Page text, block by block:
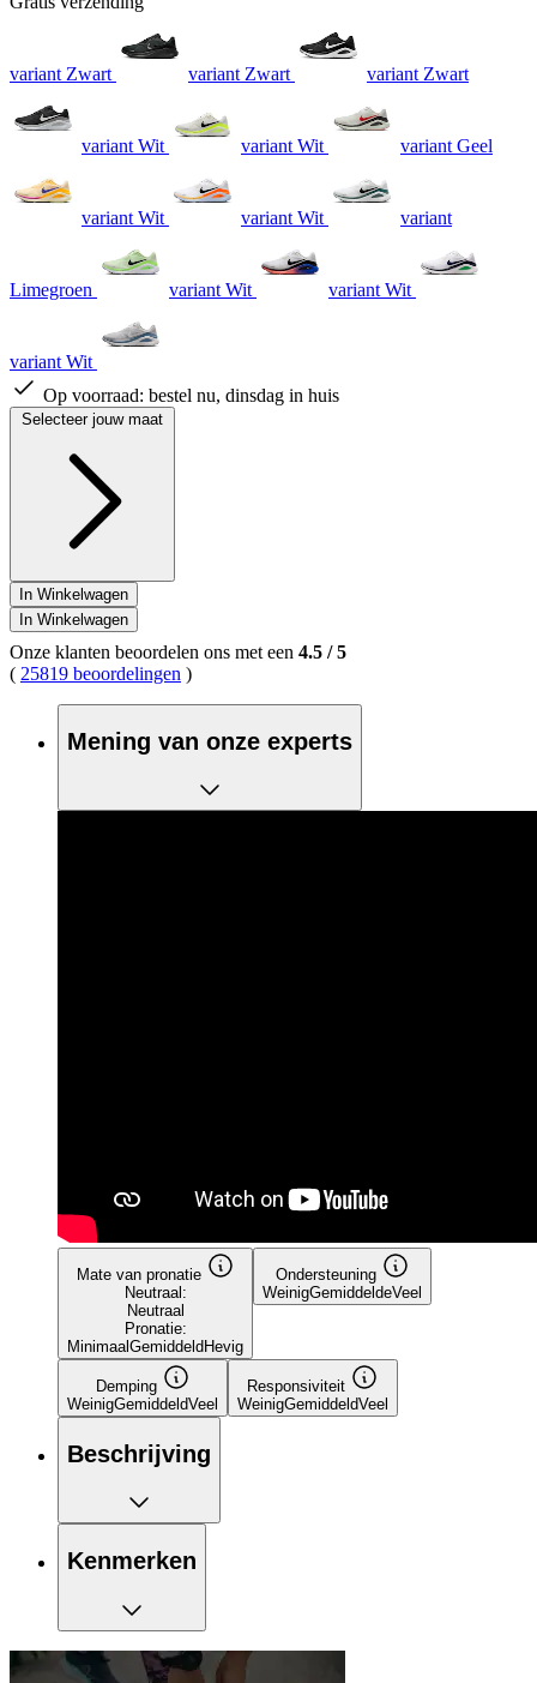
variant Zwart variant Zwart variant Zwart
variant Wit variant Wit variant Geel
variant Wit variant Wit variant
Limegroen variant Wit variant Wit
variant Wit
Op voorraad: bestel nu, dinsdag in huis
Selecteer jouw maat
In Winkelwagen
In Winkelwagen
Onze klanten beoordelen ons met een 4.5 /5
( 25819 beoordelingen )
Mening van onze experts
Mate van pronatie
Neutraal:
Neutraal
Pronatie:
MinimaalGemiddeld Hevig
Ondersteuning
WeinigGemiddeldeVeel
Demping
WeinigGemiddeldVeel
Responsiviteit
WeinigGemiddeldVeel
Beschrijving
Kenmerken